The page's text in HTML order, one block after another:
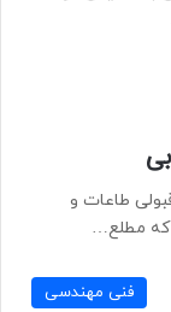
طاعات و
که مطلع…
فنی مهندسی